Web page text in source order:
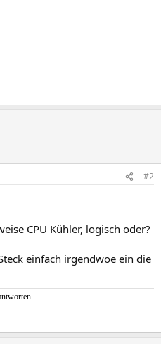
#2
CPU Kühler, logisch oder?
einfach irgendwoe ein die